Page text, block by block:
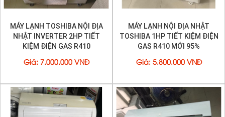
MÁY LẠNH TOSHIBA NỘI ĐỊA
NHẬT INVERTER 2HP TIẾT
KIỆM ĐIỆN GAS R410
Giá: 7.000.000 VNĐ
MÁY LẠNH NỘI ĐỊA NHẬT
TOSHIBA 1HP TIẾT KIỆM ĐIỆN
GAS R410 MỚI 95%
Giá: 5.800.000 VNĐ